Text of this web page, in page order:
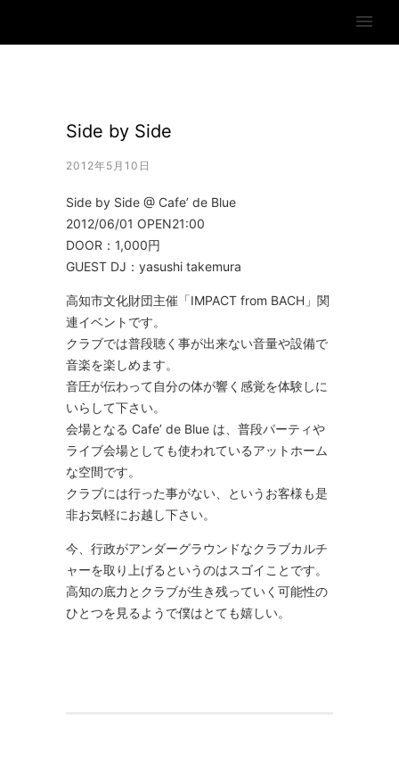
Side by Side
2012年5月10日
Side by Side @ Cafe’ de Blue
2012/06/01 OPEN21:00
DOOR：1,000円
GUEST DJ：yasushi takemura
高知市文化財団主催「IMPACT from BACH」関
連イベントです。
クラブでは普段聴く事が出来ない音量や設備で
音楽を楽しめます。
音圧が伝わって自分の体が響く感覚を体験しに
いらして下さい。
会場となる Cafe’ de Blue は、普段パーティや
ライブ会場としても使われているアットホーム
な空間です。
クラブには行った事がない、というお客様も是
非お気軽にお越し下さい。
今、行政がアンダーグラウンドなクラブカルチ
ャーを取り上げるというのはスゴイことです。
高知の底力とクラブが生き残っていく可能性の
ひとつを見るようで僕はとても嬉しい。